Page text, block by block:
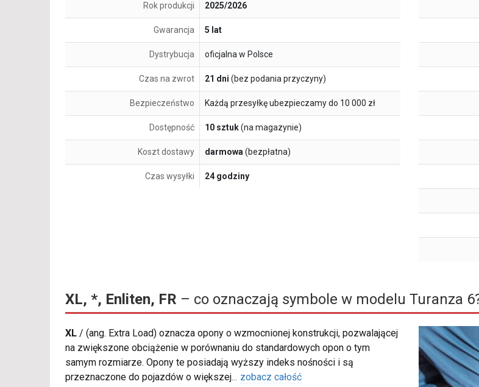
Rok produkcji 2025/2026
Gwarancja 5 lat
Dystrybucja oficjalna w Polsce
Czas na zwrot 21 dni (bez podania przyczyny)
Bezpieczeństwo Każdą przesyłkę ubezpieczamy do 10 000 zł
Dostępność 10 sztuk(na magazynie)
Koszt dostawy darmowa(bezpłatna)
Czas wysyłki 24 godziny
XL, *, Enliten, FR – co oznaczają symbole w modelu Turanza
XL / (ang. Extra Load) oznacza opony o wzmocnionej konstrukcji, pozwalającej
na zwiększone obciążenie w porównaniu do standardowych opon o tym
samym rozmiarze. Opony te posiadają wyższy indeks nośności i są
przeznaczone do pojazdów o większej... zobacz całość